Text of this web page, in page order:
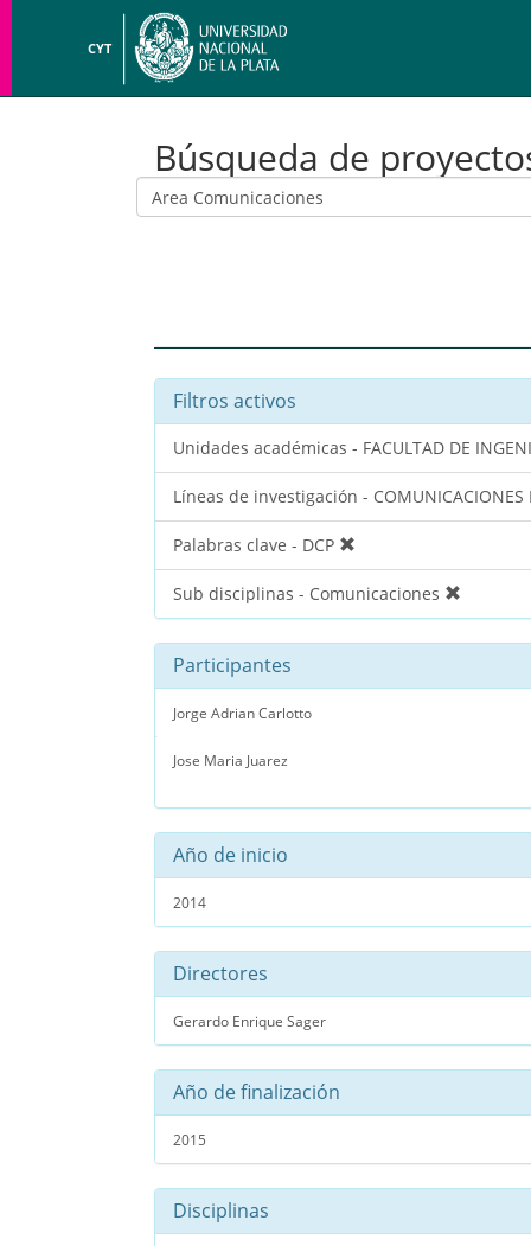
CYT
Búsqueda de
Filtros activos
Unidades académicas - FACULTAD DE
Líneas de investigación - COMUNICACIONES
Palabras clave - DCP
Sub disciplinas - Comunicaciones
Participantes
Jorge Adrian Carlotto
Jose Maria Juarez
Año de inicio
2014
Directores
Gerardo Enrique Sager
Año de finalización
2015
Disciplinas